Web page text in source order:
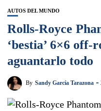
AUTOS DEL MUNDO
Rolls-Royce
‘bestia’ 6×6 off-
aguantarlo todo
By Sandy García Tarazona